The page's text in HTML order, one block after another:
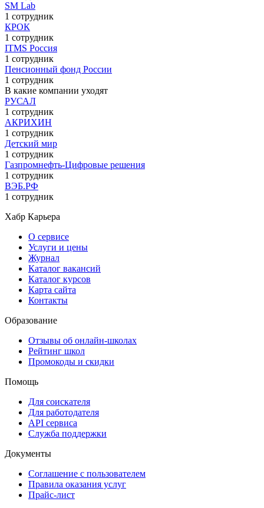
SM Lab
1 сотрудник
КРОК
1 сотрудник
ITMS Россия
1 сотрудник
Пенсионный фонд России
1 сотрудник
В какие компании уходят
РУСАЛ
1 сотрудник
АКРИХИН
1 сотрудник
Детский мир
1 сотрудник
Газпромнефть-Цифровые решения
1 сотрудник
ВЭБ.РФ
1 сотрудник
Хабр Карьера
О сервисе
Услуги и цены
Журнал
Каталог вакансий
Каталог курсов
Карта сайта
Контакты
Образование
Отзывы об онлайн-школах
Рейтинг школ
Промокоды и скидки
Помощь
Для соискателя
Для работодателя
API сервиса
Служба поддержки
Документы
Соглашение с пользователем
Правила оказания услуг
Прайс-лист